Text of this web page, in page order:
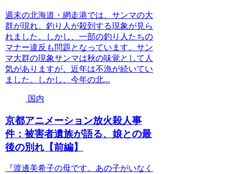
週末の北海道・網走港では、サンマの大
群が現れ、釣り人が殺到する現象が見ら
れました。しかし、一部の釣り人たちの
マナー違反も問題となっています。サン
マ大群の現象サンマは秋の味覚として人
気がありますが、近年は不漁が続いてい
ました。しかし、今年の北...
国内
京都アニメーション放火殺人事
件：被害者遺族が語る、娘との最
後の別れ【前編】
『渡邊美希子の母です。あの子がいなく